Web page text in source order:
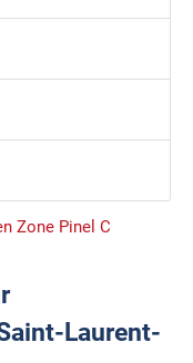
Zone Pinel C
Laurent-